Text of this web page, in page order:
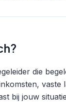
die
bij jouw